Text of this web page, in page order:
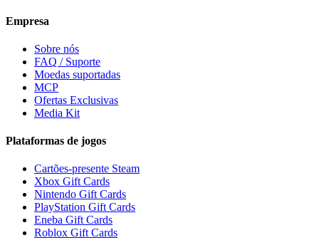
Empresa
Sobre nós
FAQ / Suporte
Moedas suportadas
MCP
Ofertas Exclusivas
Media Kit
Plataformas de jogos
Cartões-presente Steam
Xbox Gift Cards
Nintendo Gift Cards
PlayStation Gift Cards
Eneba Gift Cards
Roblox Gift Cards